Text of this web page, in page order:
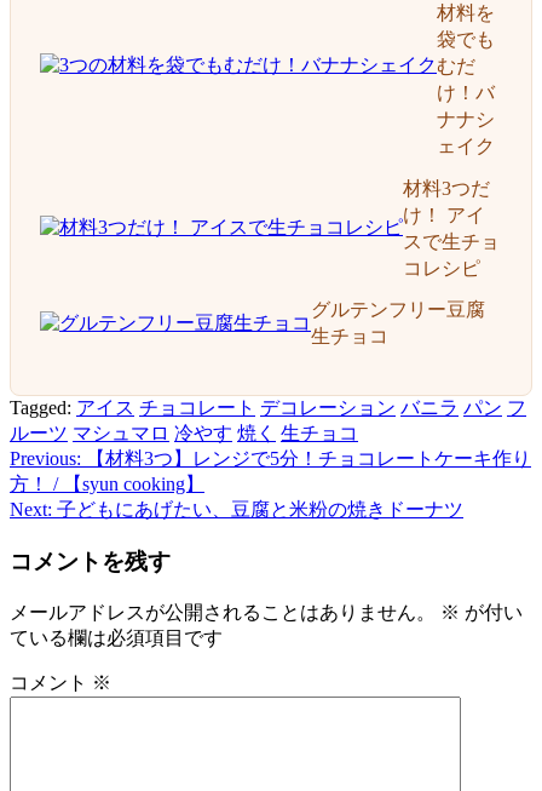
材料を
袋でも
むだ
け！バ
ナナシ
ェイク
材料3つだ
け！ アイ
スで生チョ
コレシピ
グルテンフリー豆腐
生チョコ
Tagged: アイス チョコレート デコレーション バニラ パン フ
ルーツ マシュマロ 冷やす 焼く 生チョコ
投
稿
ビ
ゲ
シ
Previous:
【材料3つ】レンジで5分！チョコレートケーキ作り
方！ / 【syun cooking】
Next: 子どもにあげたい、豆腐と米粉の焼きドーナツ
コメントを残す
メールアドレスが公開されることはありません。 ※ が付い
ている欄は必須項目です
コメント ※